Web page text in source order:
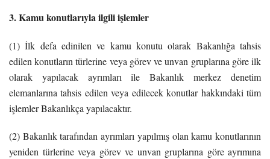
3. Kamu konutlarıyla ilgili işlemler
(1) İlk defa edinilen ve kamu konutu olarak Bakanlığa tahsis
edilen konutların türlerine veya görev ve unvan gruplarına göre ilk
olarak yapılacak ayrımları ile Bakanlık merkez denetim
elemanlarına tahsis edilen veya edilecek konutlar hakkındaki tüm
işlemler Bakanlıkça yapılacaktır.
(2) Bakanlık tarafından ayrımları yapılmış olan kamu konutlarının
yeniden türlerine veya görev ve unvan gruplarına göre ayrımına